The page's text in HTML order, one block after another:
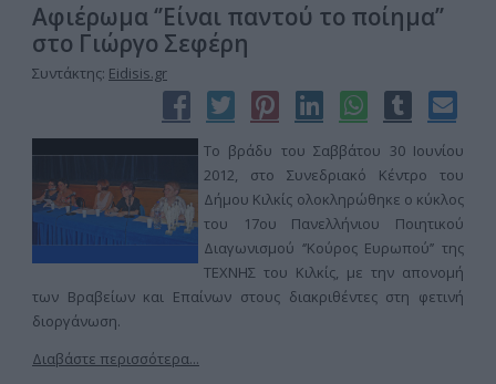
Αφιέρωμα ‘’Είναι παντού το ποίημα’’
στο Γιώργο Σεφέρη
Συντάκτης: Eidisis.gr
Το βράδυ του Σαββάτου 30 Ιουνίου
2012, στο Συνεδριακό Κέντρο του
Δήμου Κιλκίς ολοκληρώθηκε ο κύκλος
του 17ου Πανελλήνιου Ποιητικού
Διαγωνισμού ‘’Κούρος Ευρωπού’’ της
ΤΕΧΝΗΣ του Κιλκίς, με την απονομή
των Βραβείων και Επαίνων στους διακριθέντες στη φετινή
διοργάνωση.
Διαβάστε περισσότερα...